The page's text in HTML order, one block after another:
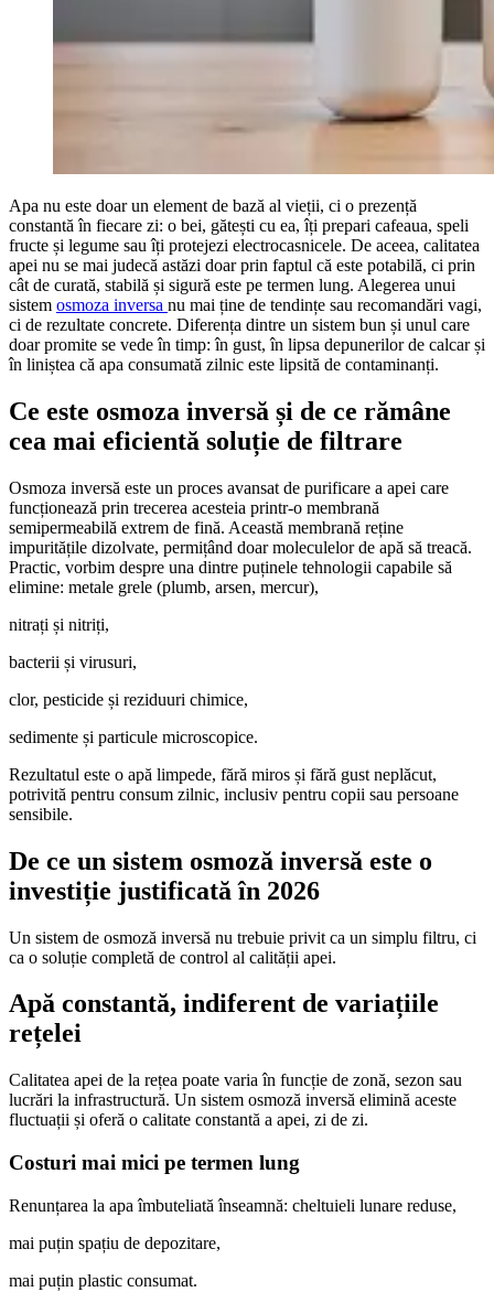
Apa nu este doar un element de bază al vieții, ci o prezență
constantă în fiecare zi: o bei, gătești cu ea, îți prepari cafeaua, speli
fructe și legume sau îți protejezi electrocasnicele. De aceea, calitatea
apei nu se mai judecă astăzi doar prin faptul că este potabilă, ci prin
cât de curată, stabilă și sigură este pe termen lung. Alegerea unui
sistem osmoza inversa nu mai ține de tendințe sau recomandări vagi,
ci de rezultate concrete. Diferența dintre un sistem bun și unul care
doar promite se vede în timp: în gust, în lipsa depunerilor de calcar și
în liniștea că apa consumată zilnic este lipsită de contaminanți.
Ce este osmoza inversă și de ce rămâne
cea mai eficientă soluție de filtrare
Osmoza inversă este un proces avansat de purificare a apei care
funcționează prin trecerea acesteia printr-o membrană
semipermeabilă extrem de fină. Această membrană reține
impuritățile dizolvate, permițând doar moleculelor de apă să treacă.
Practic, vorbim despre una dintre puținele tehnologii capabile să
elimine: metale grele (plumb, arsen, mercur),
nitrați și nitriți,
bacterii și virusuri,
clor, pesticide și reziduuri chimice,
sedimente și particule microscopice.
Rezultatul este o apă limpede, fără miros și fără gust neplăcut,
potrivită pentru consum zilnic, inclusiv pentru copii sau persoane
sensibile.
De ce un sistem osmoză inversă este o
investiție justificată în 2026
Un sistem de osmoză inversă nu trebuie privit ca un simplu filtru, ci
ca o soluție completă de control al calității apei.
Apă constantă, indiferent de variațiile
rețelei
Calitatea apei de la rețea poate varia în funcție de zonă, sezon sau
lucrări la infrastructură. Un sistem osmoză inversă elimină aceste
fluctuații și oferă o calitate constantă a apei, zi de zi.
Costuri mai mici pe termen lung
Renunțarea la apa îmbuteliată înseamnă: cheltuieli lunare reduse,
mai puțin spațiu de depozitare,
mai puțin plastic consumat.